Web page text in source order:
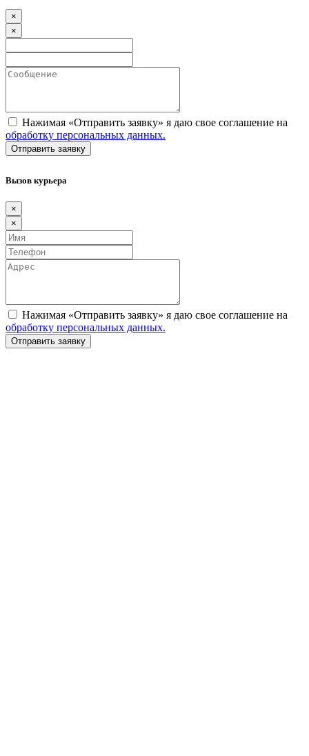
×
×
Нажимая «Отправить заявку» я даю свое соглашение на
обработку персональных данных.
Вызов курьера
×
×
Нажимая «Отправить заявку» я даю свое соглашение на
обработку персональных данных.